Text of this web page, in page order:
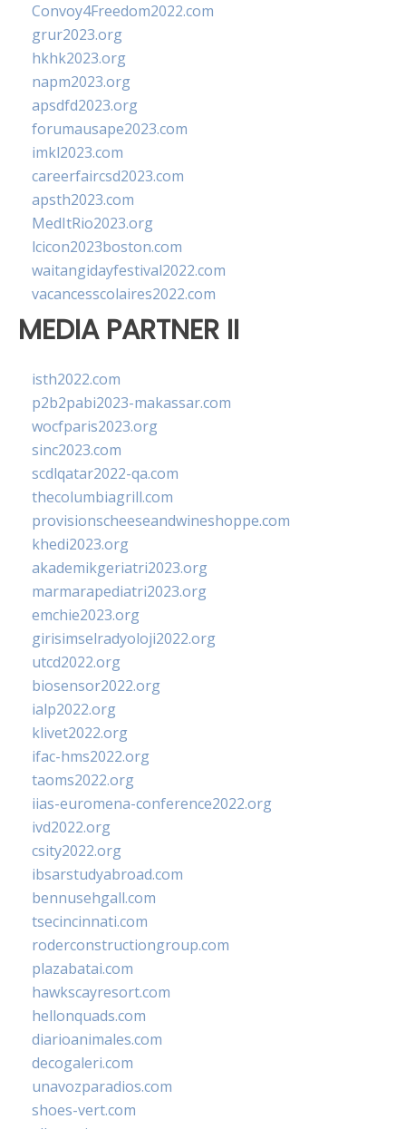
Convoy4Freedom2022.com
grur2023.org
hkhk2023.org
napm2023.org
apsdfd2023.org
forumausape2023.com
imkl2023.com
careerfaircsd2023.com
apsth2023.com
MedItRio2023.org
lcicon2023boston.com
waitangidayfestival2022.com
vacancesscolaires2022.com
MEDIA PARTNER II
isth2022.com
p2b2pabi2023-makassar.com
wocfparis2023.org
sinc2023.com
scdlqatar2022-qa.com
thecolumbiagrill.com
provisionscheeseandwineshoppe.com
khedi2023.org
akademikgeriatri2023.org
marmarapediatri2023.org
emchie2023.org
girisimselradyoloji2022.org
utcd2022.org
biosensor2022.org
ialp2022.org
klivet2022.org
ifac-hms2022.org
taoms2022.org
iias-euromena-conference2022.org
ivd2022.org
csity2022.org
ibsarstudyabroad.com
bennusehgall.com
tsecincinnati.com
roderconstructiongroup.com
plazabatai.com
hawkscayresort.com
hellonquads.com
diarioanimales.com
decogaleri.com
unavozparadios.com
shoes-vert.com